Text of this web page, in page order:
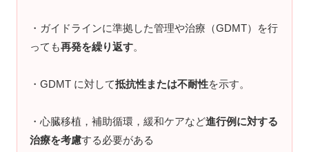
・ガイドラインに準拠した管理や治療（GDMT）を行
っても再発を繰り返す。
・GDMT に対して抵抗性または不耐性を示す。
・心臓移植，補助循環，緩和ケアなど進行例に対する
治療を考慮する必要がある